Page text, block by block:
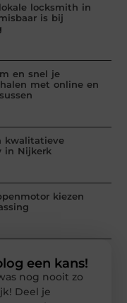
locksmith in
is bij
en snel je
met online en
kwalitatieve
in Nijkerk
kiezen
een kans!
nog nooit zo
Deel je